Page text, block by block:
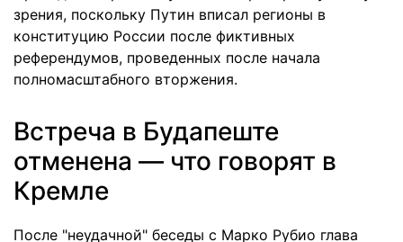
зрения, поскольку Путин вписал регионы в
конституцию России после фиктивных
референдумов, проведенных после начала
полномасштабного вторжения.
Встреча в Будапеште
отменена — что говорят в
Кремле
После "неудачной" беседы с Марко Рубио глава